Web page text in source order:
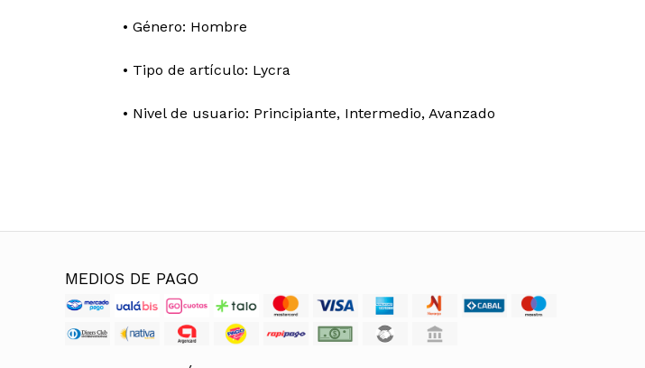
• Género: Hombre
• Tipo de artículo: Lycra
• Nivel de usuario: Principiante, Intermedio, Avanzado
MEDIOS DE PAGO